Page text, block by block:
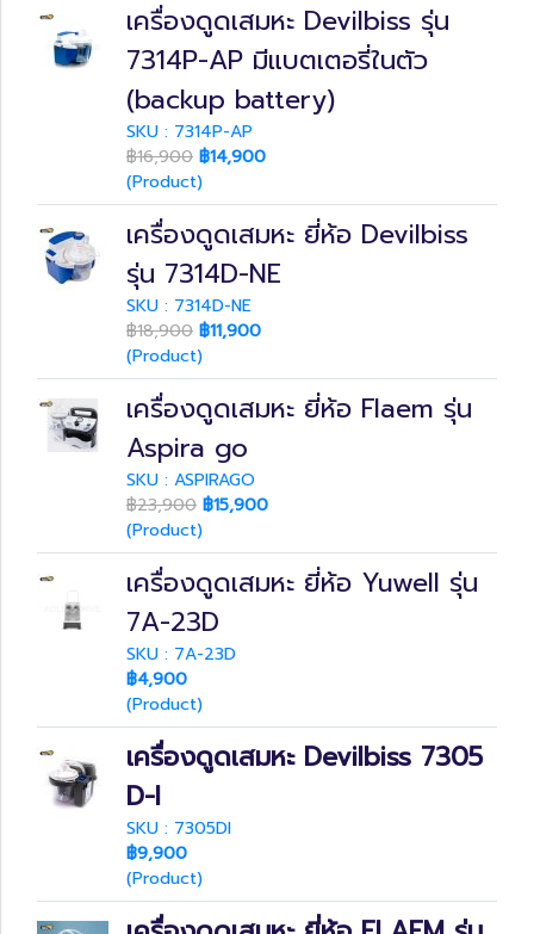
เครื่องดูดเสมหะ Devilbiss รุ่น
7314P-AP มีแบตเตอรี่ในตัว
(backup battery)
SKU : 7314P-AP
฿16,900 ฿14,900
(Product)
เครื่องดูดเสมหะ ยี่ห้อ Devilbiss
รุ่น 7314D-NE
SKU : 7314D-NE
฿18,900 ฿11,900
(Product)
เครื่องดูดเสมหะ ยี่ห้อ Flaem รุ่น
Aspira go
SKU : ASPIRAGO
฿23,900 ฿15,900
(Product)
เครื่องดูดเสมหะ ยี่ห้อ Yuwell รุ่น
7A-23D
SKU : 7A-23D
฿4,900
(Product)
เครื่องดูดเสมหะ Devilbiss 7305
D-I
SKU : 7305DI
฿9,900
(Product)